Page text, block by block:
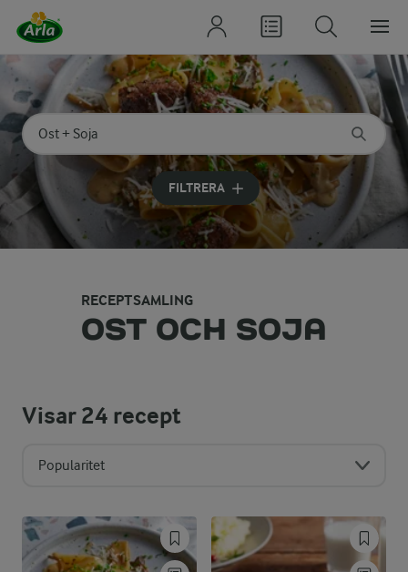
Sök på kategori eller ingrediens
Skriv in sökord för att få förslag
FILTRERA
RECEPTSAMLING
OST OCH SOJA
Visar24 recept
Popularitet